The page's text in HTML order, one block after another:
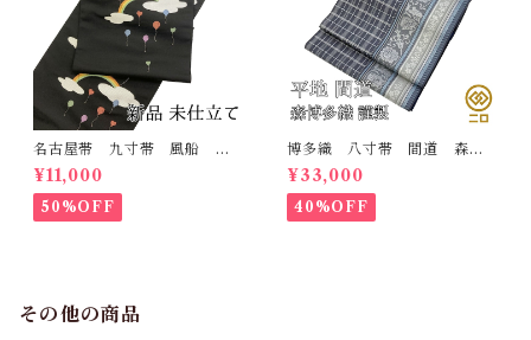
名古屋帯 九寸帯 風船
雲 虹 正絹 日本製 九寸
名古屋帯
¥11,000
50%OFF
博多織 八寸帯 間道 森博
多織 正絹 日本製 未仕立
て 名古屋帯
¥33,000
40%OFF
その他の商品